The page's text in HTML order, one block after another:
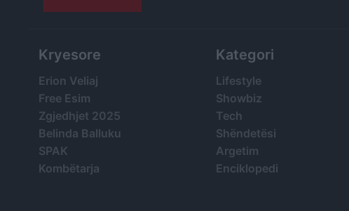
Kryesore
Erion Veliaj
Free Esim
Zgjedhjet 2025
Belinda Balluku
SPAK
Kombëtarja
Kategori
Lifestyle
Showbiz
Tech
Shëndetësi
Argetim
Enciklopedi